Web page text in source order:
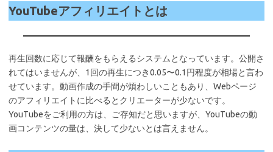
YouTubeアフィリエイトとは
再生回数に応じて報酬をもらえるシステムとなっています。公開さ
れてはいませんが、1回の再生につき0.05〜0.1円程度が相場と言わ
せています。動画作成の手間が煩わしいこともあり、Webページ
のアフィリエイトに比べるとクリエーターが少ないです。
YouTubeをご利用の方は、ご存知だと思いますが、YouTubeの動
画コンテンツの量は、決して少ないとは言えません。